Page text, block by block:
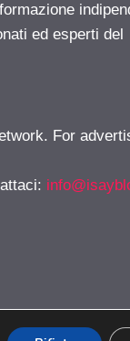
ed esperti del
For
: